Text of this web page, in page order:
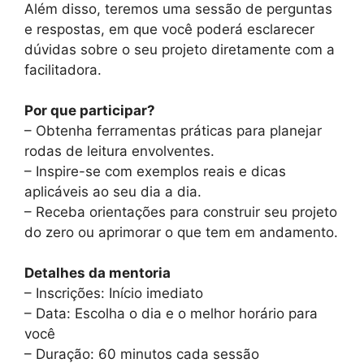
Além disso, teremos uma sessão de perguntas
e respostas, em que você poderá esclarecer
dúvidas sobre o seu projeto diretamente com a
facilitadora.
Por que participar?
– Obtenha ferramentas práticas para planejar
rodas de leitura envolventes.
– Inspire-se com exemplos reais e dicas
aplicáveis ao seu dia a dia.
– Receba orientações para construir seu projeto
do zero ou aprimorar o que tem em andamento.
Detalhes da mentoria
– Inscrições: Início imediato
– Data: Escolha o dia e o melhor horário para
você
– Duração: 60 minutos cada sessão